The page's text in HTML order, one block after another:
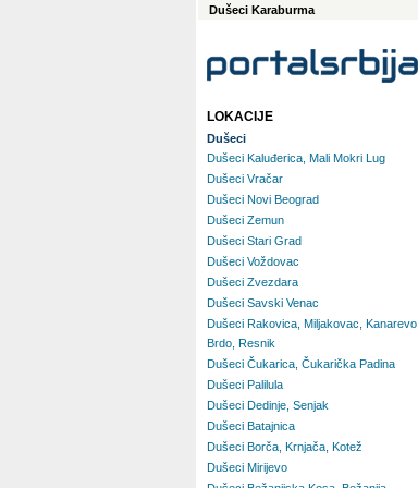
Dušeci Karaburma
LOKACIJE
Dušeci
Dušeci Kaluđerica, Mali Mokri Lug
Dušeci Vračar
Dušeci Novi Beograd
Dušeci Zemun
Dušeci Stari Grad
Dušeci Voždovac
Dušeci Zvezdara
Dušeci Savski Venac
Dušeci Rakovica, Miljakovac, Kanarevo
Brdo, Resnik
Dušeci Čukarica, Čukarička Padina
Dušeci Palilula
Dušeci Dedinje, Senjak
Dušeci Batajnica
Dušeci Borča, Krnjača, Kotež
Dušeci Mirijevo